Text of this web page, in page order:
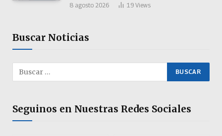
8 agosto 2026 19 Views
Buscar Noticias
Seguinos en Nuestras Redes Sociales